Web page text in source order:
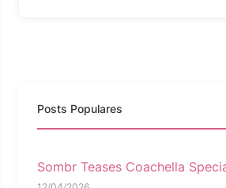
Posts Populares
Sombr Teases Coachella